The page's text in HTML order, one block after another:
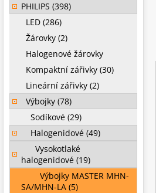
PHILIPS (398)
LED (286)
Žárovky (2)
Halogenové žárovky
Kompaktní zářivky (30)
Lineární zářivky (2)
Výbojky (78)
Sodíkové (29)
Halogenidové (49)
Vysokotlaké
halogenidové (19)
Výbojky MASTER MHN-
SA/MHN-LA (5)